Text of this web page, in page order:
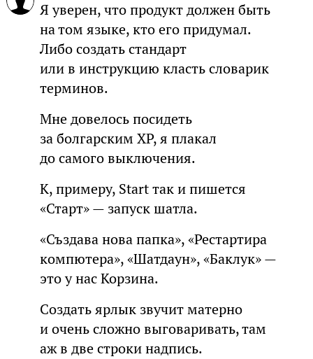
Я уверен, что продукт должен быть
на том языке, кто его придумал.
Либо создать стандарт
или в инструкцию класть словарик
терминов.
Мне довелось посидеть
за болгарским XP, я плакал
до самого выключения.
К, примеру, Start так и пишется
«Старт» — запуск шатла.
«Създава нова папка», «Рестартира
компютера», «Шатдаун», «Баклук» —
это у нас Корзина.
Создать ярлык звучит матерно
и очень сложно выговаривать, там
аж в две строки надпись.